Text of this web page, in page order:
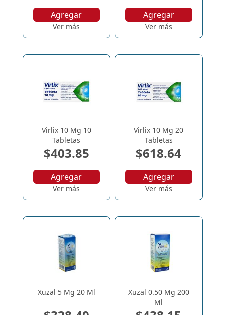
Agregar
Ver más
Agregar
Ver más
Virlix 10 Mg 10
Tabletas
$403.85
Agregar
Ver más
Virlix 10 Mg 20
Tabletas
$618.64
Agregar
Ver más
Xuzal 5 Mg 20 Ml
Xuzal 0.50 Mg 200
Ml